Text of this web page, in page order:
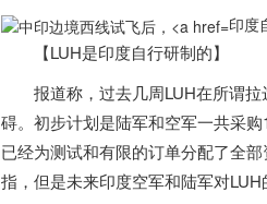
印度
【LUH是印度自行研制的】
报道称，过去几周LUH在所谓
碍。初步计划是陆军和空军一共采
已经为测试和有限的订单分配了全
指，但是未来印度空军和陆军对LUH